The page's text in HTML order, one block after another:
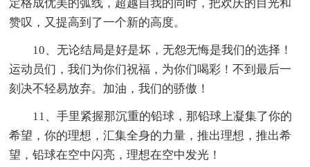
定格成优美的弧线，超越自我的同时，把欢庆的目光和
赞叹，又提高到了一个新的高度。
10、无论结局是好是坏，无怨无悔是我们的选择！
运动员们，我们为你们祝福，为你们喝彩！不到最后一
刻决不轻易放弃。加油，我们的骄傲！
11、手里紧握那沉重的铅球，那铅球上凝集了你的
希望，你的理想，汇集全身的力量，推出理想，推出希
望，铅球在空中闪亮，理想在空中发光！